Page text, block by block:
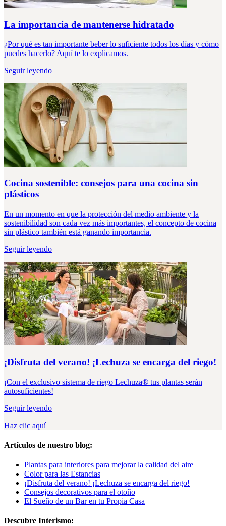
La importancia de mantenerse hidratado
¿Por qué es tan importante beber lo suficiente todos los días y cómo
puedes hacerlo? Aquí te lo explicamos.
Seguir leyendo
Cocina sostenible: consejos para una cocina sin
plásticos
En un momento en que la protección del medio ambiente y la
sostenibilidad son cada vez más importantes, el concepto de cocina
sin plástico también está ganando importancia.
Seguir leyendo
¡Disfruta del verano! ¡Lechuza se encarga del riego!
¡Con el exclusivo sistema de riego Lechuza® tus plantas serán
autosuficientes!
Seguir leyendo
Haz clic aquí
Artículos de nuestro blog:
Plantas para interiores para mejorar la calidad del aire
Color para las Estancias
¡Disfruta del verano! ¡Lechuza se encarga del riego!
Consejos decorativos para el otoño
El Sueño de un Bar en tu Propia Casa
Descubre Interismo: